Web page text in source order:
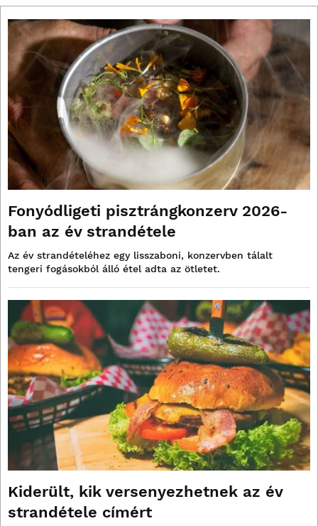
Fonyódligeti pisztrángkonzerv 2026-
ban az év strandétele
Az év strandételéhez egy lisszaboni, konzervben tálalt
tengeri fogásokból álló étel adta az ötletet.
Kiderült, kik versenyezhetnek az év
strandétele címért